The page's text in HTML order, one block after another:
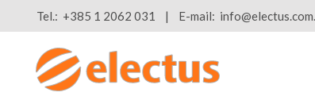
the
content
Tel.: +385 1 2062 031 E-mail: